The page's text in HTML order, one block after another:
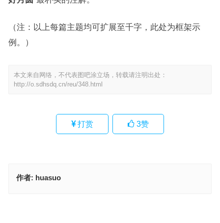
（注：以上每篇主题均可扩展至千字，此处为框架示
例。）
本文来自网络，不代表图吧涂立场，转载请注明出处：
http://o.sdhsdq.cn/reu/348.html
打赏 3赞
作者: huasuo